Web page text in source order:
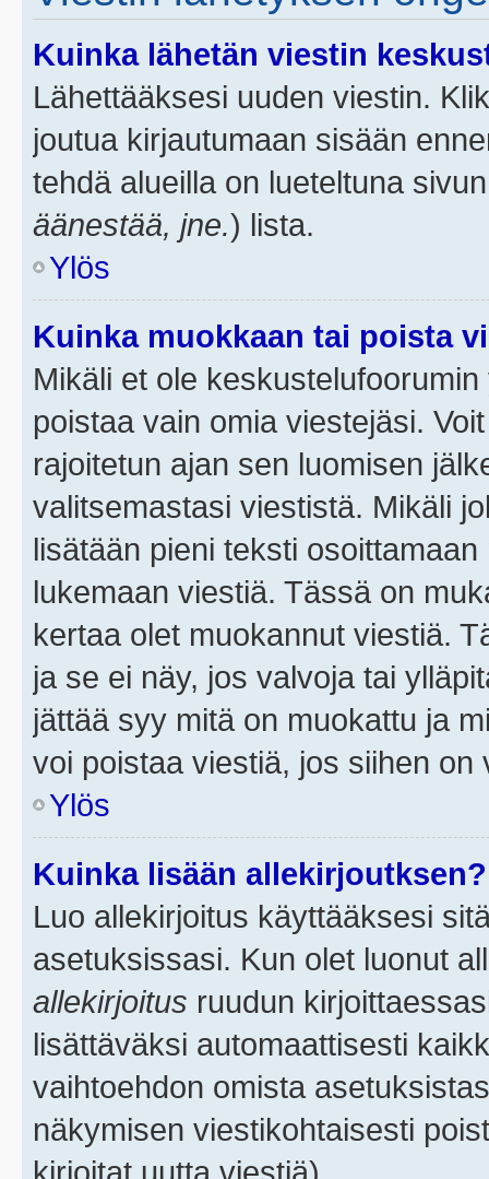
Kuinka lähetän viestin
Lähettääksesi uuden viestin.
joutua kirjautumaan sisään
tehdä alueilla on lueteltuna
äänestää, jne.) lista.
Ylös
Kuinka muokkaan tai poista
Mikäli et ole
poistaa vain omia viestejäsi.
rajoitetun ajan sen luomisen
valitsemastasi viestistä. Mikäli
lisätään pieni teksti
lukemaan viestiä. Tässä on
kertaa olet muokannut viestiä.
ja se ei näy, jos valvoja tai
jättää syy mitä on muokattu ja
voi poistaa viestiä, jos siihen on
Ylös
Kuinka lisään allekirjoutksen?
Luo allekirjoitus käyttääksesi
asetuksissasi. Kun olet luonut
allekirjoitus ruudun
lisättäväksi automaattisesti
vaihtoehdon omista
näkymisen viestikohtaisesti